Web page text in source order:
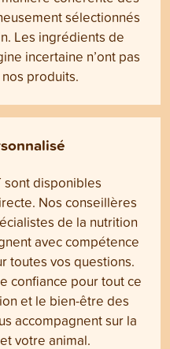
sélectionnés
Les ingrédients de
incertaine n’ont pas
produits.
sont disponibles
Nos conseillères
de la nutrition
avec compétence
toutes vos questions.
confiance pour tout ce
et le bien-être des
accompagnent sur la
votre animal.